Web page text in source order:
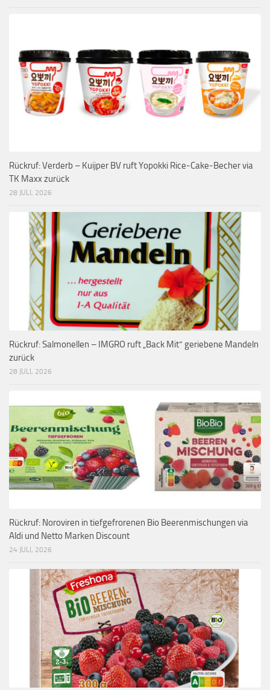
Rückruf: Verderb – Kuijper BV ruft Yopokki Rice-Cake-Becher via
TK Maxx zurück
28 JULI, 2026
Rückruf: Salmonellen – IMGRO ruft „Back Mit“ geriebene Mandeln
zurück
28 JULI, 2026
Rückruf: Noroviren in tiefgefrorenen Bio Beerenmischungen via
Aldi und Netto Marken Discount
24 JULI, 2026